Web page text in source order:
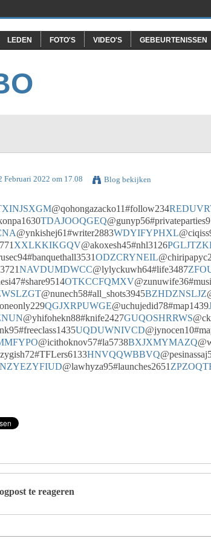
LEDEN FOTO'S VIDEO'S GEBEURTENISSEN
Februari 2022 om 17.08 Blog bekijken
@qohongazacko11#follow234
TDAJOOQGEQ
@ynkishej61#writer2883WDYIFYPHXL
XXLKKIKGQV@akoxesh45#nhl3126
ODZCRYNEIL
NAVDUMDWCC@lylyckuwh64#life3487
OTKCCFQMXV
@nunech58#all_shots3945BZHDZNSLJZ
QGJXRPUWGE@uchujedid78#map1439
@yhifohekn88#knife2427GUQOSHRRWS
UQDUWNIVCD
@icithoknov57#la5738BXJXMYMAZQ
HNVQQWBBVQ
NZYEZYFIUD@lawhyza95#launches2651
te reageren